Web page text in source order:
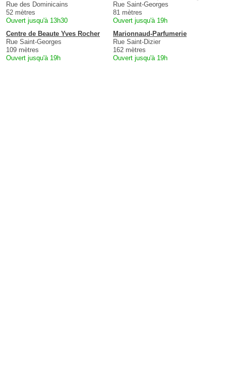
Rue des Dominicains
52 mètres
Ouvert jusqu'à 13h30
Rue Saint-Georges
81 mètres
Ouvert jusqu'à 19h
Centre de Beaute Yves Rocher
Rue Saint-Georges
109 mètres
Ouvert jusqu'à 19h
Marionnaud-Parfumerie
Rue Saint-Dizier
162 mètres
Ouvert jusqu'à 19h